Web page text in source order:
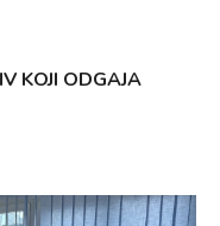
KOJI ODGAJA